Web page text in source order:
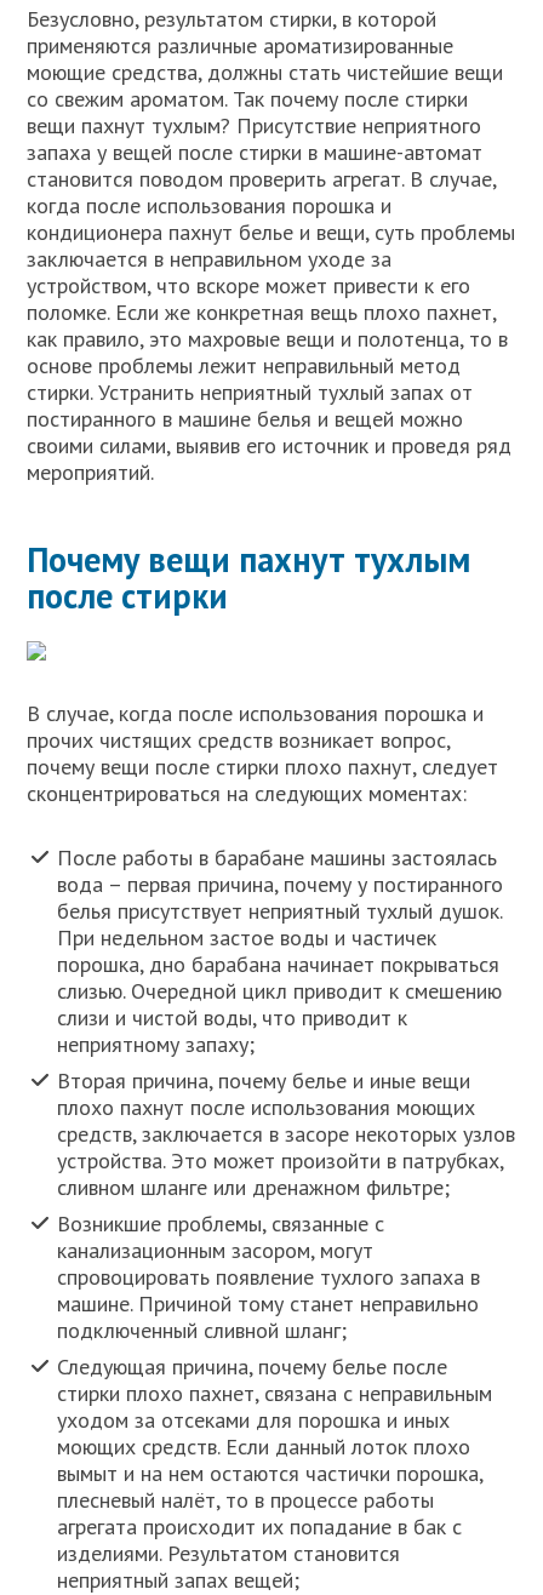
Безусловно, результатом стирки, в которой
применяются различные ароматизированные
моющие средства, должны стать чистейшие вещи
со свежим ароматом. Так почему после стирки
вещи пахнут тухлым? Присутствие неприятного
запаха у вещей после стирки в машине-автомат
становится поводом проверить агрегат. В случае,
когда после использования порошка и
кондиционера пахнут белье и вещи, суть проблемы
заключается в неправильном уходе за
устройством, что вскоре может привести к его
поломке. Если же конкретная вещь плохо пахнет,
как правило, это махровые вещи и полотенца, то в
основе проблемы лежит неправильный метод
стирки. Устранить неприятный тухлый запах от
постиранного в машине белья и вещей можно
своими силами, выявив его источник и проведя ряд
мероприятий.
Почему вещи пахнут тухлым
после стирки
В случае, когда после использования порошка и
прочих чистящих средств возникает вопрос,
почему вещи после стирки плохо пахнут, следует
сконцентрироваться на следующих моментах:
После работы в барабане машины застоялась
вода – первая причина, почему у постиранного
белья присутствует неприятный тухлый душок.
При недельном застое воды и частичек
порошка, дно барабана начинает покрываться
слизью. Очередной цикл приводит к смешению
слизи и чистой воды, что приводит к
неприятному запаху;
Вторая причина, почему белье и иные вещи
плохо пахнут после использования моющих
средств, заключается в засоре некоторых узлов
устройства. Это может произойти в патрубках,
сливном шланге или дренажном фильтре;
Возникшие проблемы, связанные с
канализационным засором, могут
спровоцировать появление тухлого запаха в
машине. Причиной тому станет неправильно
подключенный сливной шланг;
Следующая причина, почему белье после
стирки плохо пахнет, связана с неправильным
уходом за отсеками для порошка и иных
моющих средств. Если данный лоток плохо
вымыт и на нем остаются частички порошка,
плесневый налёт, то в процессе работы
агрегата происходит их попадание в бак с
изделиями. Результатом становится
неприятный запах вещей;